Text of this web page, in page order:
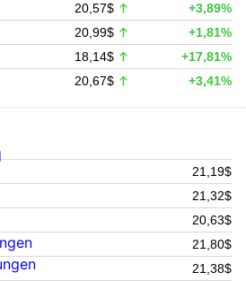
20,57$
+3,89%
20,99$
+1,81%
18,14$
+17,81%
20,67$ +3,41%
21,19$
21,32$
20,63$
21,80$
21,38$